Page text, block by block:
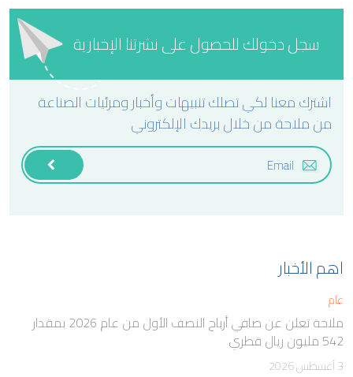
سجل دخولك للحصول على نشرتنا الإخبارية
اشترك معنا لكي تصلك تنبيهات وأخبار ومرئيات الصناعة
من ملاحة من خلال بريدك الإلكتروني
اهم الأخبار
عام
ملاحة تعلن عن صافي أرباح النصف الأول من عام 2026 بمقدار
542 مليون ريال قطري
3 أغسطس 2026